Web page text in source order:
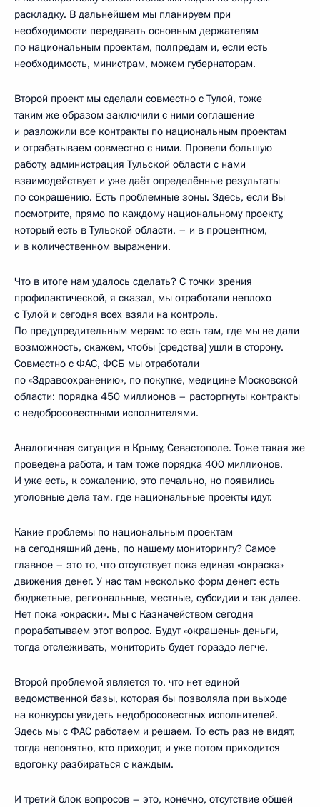
раскладку. В дальнейшем мы планируем при
необходимости передавать основным держателям
по национальным проектам, полпредам и, если есть
необходимость, министрам, можем губернаторам.
Второй проект мы сделали совместно с Тулой, тоже
таким же образом заключили с ними соглашение
и разложили все контракты по национальным проектам
и отрабатываем совместно с ними. Провели большую
работу, администрация Тульской области с нами
взаимодействует и уже даёт определённые результаты
по сокращению. Есть проблемные зоны. Здесь, если Вы
посмотрите, прямо по каждому национальному проекту,
который есть в Тульской области, – и в процентном,
и в количественном выражении.
Что в итоге нам удалось сделать? С точки зрения
профилактической, я сказал, мы отработали неплохо
с Тулой и сегодня всех взяли на контроль.
По предупредительным мерам: то есть там, где мы не дали
возможность, скажем, чтобы [средства] ушли в сторону.
Совместно с ФАС, ФСБ мы отработали
по «Здравоохранению», по покупке, медицине Московской
области: порядка 450 миллионов – расторгнуты контракты
с недобросовестными исполнителями.
Аналогичная ситуация в Крыму, Севастополе. Тоже такая же
проведена работа, и там тоже порядка 400 миллионов.
И уже есть, к сожалению, это печально, но появились
уголовные дела там, где национальные проекты идут.
Какие проблемы по национальным проектам
на сегодняшний день, по нашему мониторингу? Самое
главное – это то, что отсутствует пока единая «окраска»
движения денег. У нас там несколько форм денег: есть
бюджетные, региональные, местные, субсидии и так далее.
Нет пока «окраски». Мы с Казначейством сегодня
прорабатываем этот вопрос. Будут «окрашены» деньги,
тогда отслеживать, мониторить будет гораздо легче.
Второй проблемой является то, что нет единой
ведомственной базы, которая бы позволяла при выходе
на конкурсы увидеть недобросовестных исполнителей.
Здесь мы с ФАС работаем и решаем. То есть раз не видят,
тогда непонятно, кто приходит, и уже потом приходится
вдогонку разбираться с каждым.
И третий блок вопросов – это, конечно, отсутствие общей